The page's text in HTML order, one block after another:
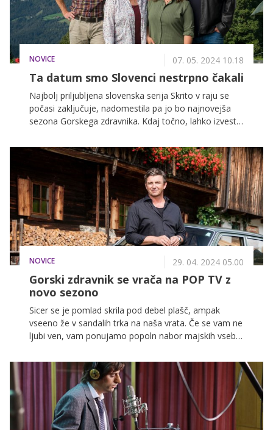
NOVICE 07. 05. 2024 10.18
Ta datum smo Slovenci nestrpno čakali
Najbolj priljubljena slovenska serija Skrito v raju se
počasi zaključuje, nadomestila pa jo bo najnovejša
sezona Gorskega zdravnika. Kdaj točno, lahko izveste
NOVICE 29. 04. 2024 05.00
Gorski zdravnik se vrača na POP TV z
novo sezono
Sicer se je pomlad skrila pod debel plašč, ampak
vseeno že v sandalih trka na naša vrata. Če se vam ne
ljubi ven, vam ponujamo popoln nabor majskih vsebin
plašču. Puhastem ali kopalnem. Pomembno je samo,
da se imate fino!